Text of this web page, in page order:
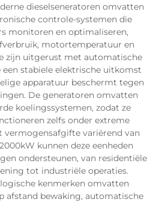
dieselseneratoren omvatten
controle-systemen die
monitoren en optimaliseren,
motortemperatuur en
zijn uitgerust met automatische
stabiele elektrische uitkomst
apparatuur beschermt tegen
De generatoren omvatten
koelingssystemen, zodat ze
zelfs onder extreme
vermogensafgifte variërend van
kunnen deze eenheden
ondersteunen, van residentiële
tot industriële operaties.
kenmerken omvatten
afstand bewaking, automatische